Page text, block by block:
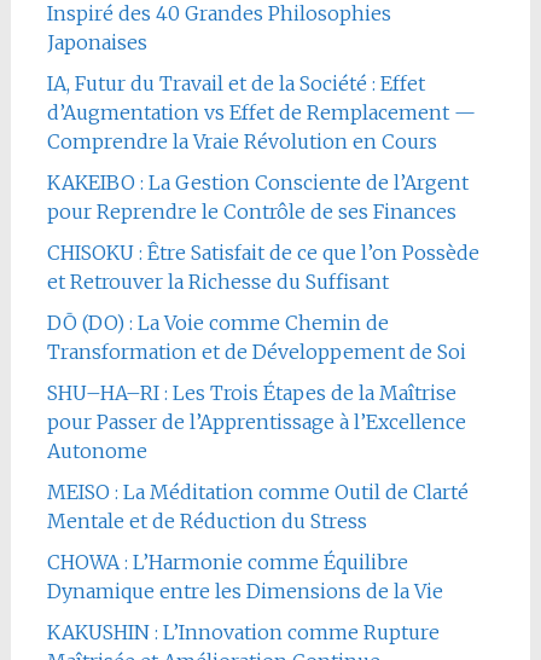
Inspiré des 40 Grandes Philosophies
Japonaises
IA, Futur du Travail et de la Société : Effet
d’Augmentation vs Effet de Remplacement —
Comprendre la Vraie Révolution en Cours
KAKEIBO : La Gestion Consciente de l’Argent
pour Reprendre le Contrôle de ses Finances
CHISOKU : Être Satisfait de ce que l’on Possède
et Retrouver la Richesse du Suffisant
DŌ (DO) : La Voie comme Chemin de
Transformation et de Développement de Soi
SHU–HA–RI : Les Trois Étapes de la Maîtrise
pour Passer de l’Apprentissage à l’Excellence
Autonome
MEISO : La Méditation comme Outil de Clarté
Mentale et de Réduction du Stress
CHOWA : L’Harmonie comme Équilibre
Dynamique entre les Dimensions de la Vie
KAKUSHIN : L’Innovation comme Rupture